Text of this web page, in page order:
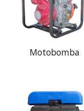
Motobomba